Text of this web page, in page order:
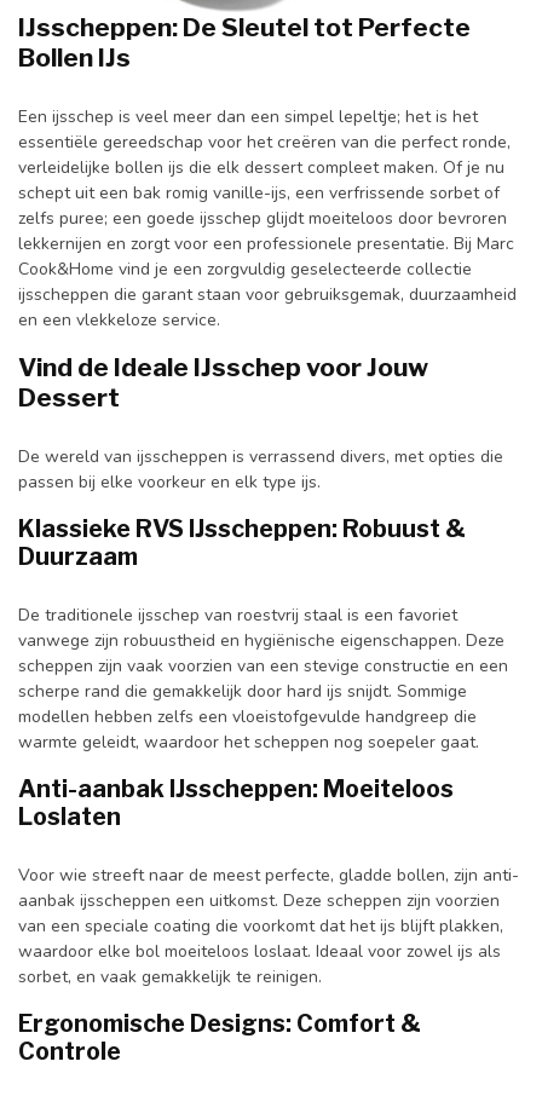
IJsscheppen: De Sleutel tot Perfecte
Bollen IJs
Een ijsschep is veel meer dan een simpel lepeltje; het is het
essentiële gereedschap voor het creëren van die perfect ronde,
verleidelijke bollen ijs die elk dessert compleet maken. Of je nu
schept uit een bak romig vanille-ijs, een verfrissende sorbet of
zelfs puree; een goede ijsschep glijdt moeiteloos door bevroren
lekkernijen en zorgt voor een professionele presentatie. Bij Marc
Cook&Home vind je een zorgvuldig geselecteerde collectie
ijsscheppen die garant staan voor gebruiksgemak, duurzaamheid
en een vlekkeloze service.
Vind de Ideale IJsschep voor Jouw
Dessert
De wereld van ijsscheppen is verrassend divers, met opties die
passen bij elke voorkeur en elk type ijs.
Klassieke RVS IJsscheppen: Robuust &
Duurzaam
De traditionele ijsschep van roestvrij staal is een favoriet
vanwege zijn robuustheid en hygiënische eigenschappen. Deze
scheppen zijn vaak voorzien van een stevige constructie en een
scherpe rand die gemakkelijk door hard ijs snijdt. Sommige
modellen hebben zelfs een vloeistofgevulde handgreep die
warmte geleidt, waardoor het scheppen nog soepeler gaat.
Anti-aanbak IJsscheppen: Moeiteloos
Loslaten
Voor wie streeft naar de meest perfecte, gladde bollen, zijn anti-
aanbak ijsscheppen een uitkomst. Deze scheppen zijn voorzien
van een speciale coating die voorkomt dat het ijs blijft plakken,
waardoor elke bol moeiteloos loslaat. Ideaal voor zowel ijs als
sorbet, en vaak gemakkelijk te reinigen.
Ergonomische Designs: Comfort &
Controle